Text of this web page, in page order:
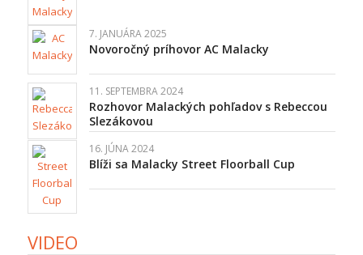
7. JANUÁRA 2025
Novoročný príhovor AC Malacky
11. SEPTEMBRA 2024
Rozhovor Malackých pohľadov s Rebeccou
Slezákovou
16. JÚNA 2024
Blíži sa Malacky Street Floorball Cup
VIDEO